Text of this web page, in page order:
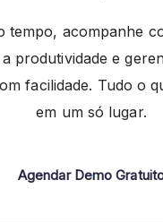
tempo, acompanhe
produtividade e
facilidade. Tudo o
em um só lugar.
Agendar Demo